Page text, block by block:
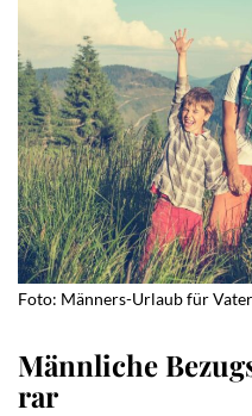
Foto: Männers-Urlaub für
Männliche
rar